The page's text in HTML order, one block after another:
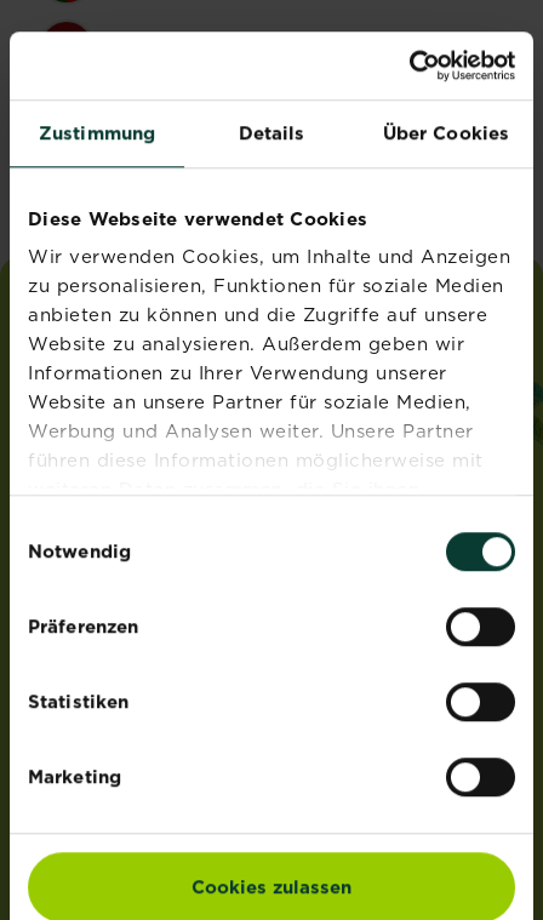
Zustimmung Details Über Cookies
Diese Webseite verwendet Cookies
Wir verwenden Cookies, um Inhalte und Anzeigen
zu personalisieren, Funktionen für soziale Medien
anbieten zu können und die Zugriffe auf unsere
Website zu analysieren. Außerdem geben wir
Informationen zu Ihrer Verwendung unserer
Website an unsere Partner für soziale Medien,
Werbung und Analysen weiter. Unsere Partner
führen diese Informationen möglicherweise mit
weiteren Daten zusammen, die Sie ihnen
Nutzung der Dienste gesammelt haben.
Notwendig
Präferenzen
Statistiken
Marketing
Cookies zulassen
liebedeinengarten
von Substral®
ADRESSE
Evergreen Garden Care Österreich GmbH
Franz-Brötzner-Straße 11-13
ROUNDUP® und Osmocote® sind eingetragene Marken
Weedex®, Tomcat®, Magisches Rasen-Pflaster®,
EasyGreen®, EvenGreen® und HandyGreen® sind Marken
der Lizenz von OMS Investments, Inc.
Dünger
Pflanzenschutz